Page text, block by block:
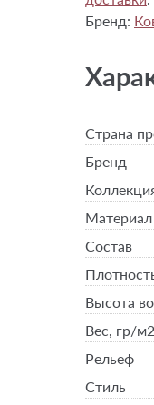
Бренд:
Страна
Бренд
Материал
Состав
Высота
Вес, гр/м2
Рельеф
Стиль